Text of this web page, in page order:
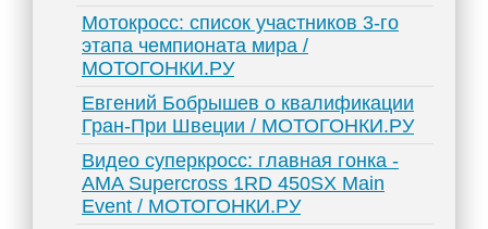
Мотокросс: список участников 3-го
этапа чемпионата мира /
МОТОГОНКИ.РУ
Евгений Бобрышев о квалификации
Гран-При Швеции / МОТОГОНКИ.РУ
Видео суперкросс: главная гонка -
AMA Supercross 1RD 450SX Main
Event / МОТОГОНКИ.РУ